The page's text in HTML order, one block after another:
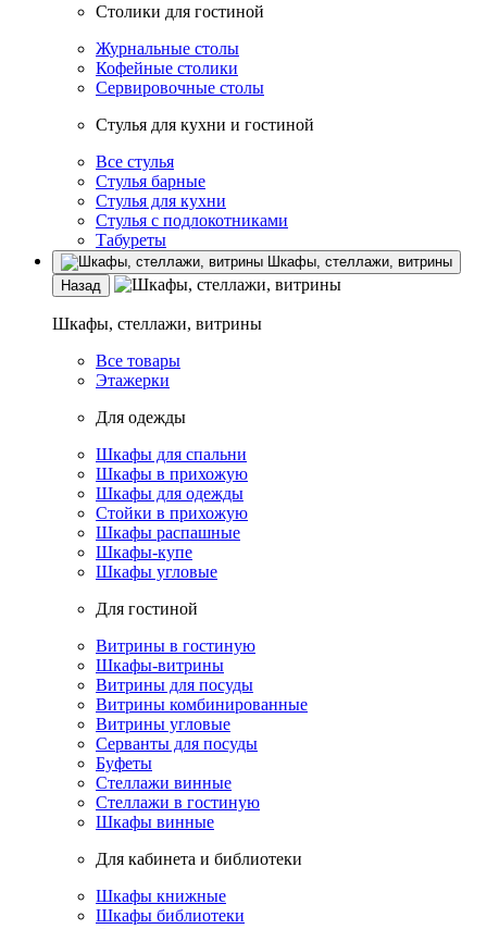
Столики для гостиной
Журнальные столы
Кофейные столики
Сервировочные столы
Стулья для кухни и гостиной
Все стулья
Стулья барные
Стулья для кухни
Стулья с подлокотниками
Табуреты
Шкафы, стеллажи, витрины
Назад
Шкафы, стеллажи, витрины
Все товары
Этажерки
Для одежды
Шкафы для спальни
Шкафы в прихожую
Шкафы для одежды
Стойки в прихожую
Шкафы распашные
Шкафы-купе
Шкафы угловые
Для гостиной
Витрины в гостиную
Шкафы-витрины
Витрины для посуды
Витрины комбинированные
Витрины угловые
Серванты для посуды
Буфеты
Стеллажи винные
Стеллажи в гостиную
Шкафы винные
Для кабинета и библиотеки
Шкафы книжные
Шкафы библиотеки